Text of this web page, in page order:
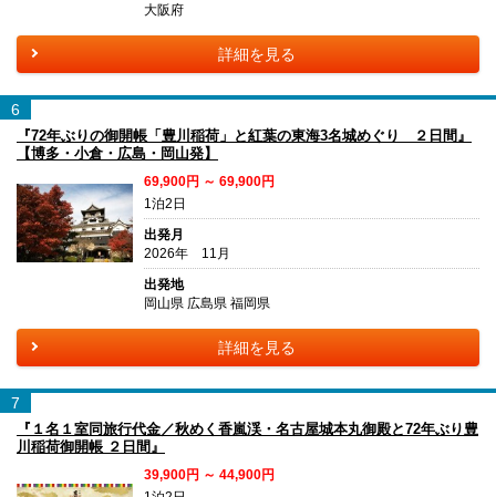
大阪府
詳細を見る
6
『72年ぶりの御開帳「豊川稲荷」と紅葉の東海3名城めぐり ２日間』
【博多・小倉・広島・岡山発】
69,900円 ～ 69,900円
1泊2日
出発月
2026年 11月
出発地
岡山県 広島県 福岡県
詳細を見る
7
『１名１室同旅行代金／秋めく香嵐渓・名古屋城本丸御殿と72年ぶり豊
川稲荷御開帳 ２日間』
39,900円 ～ 44,900円